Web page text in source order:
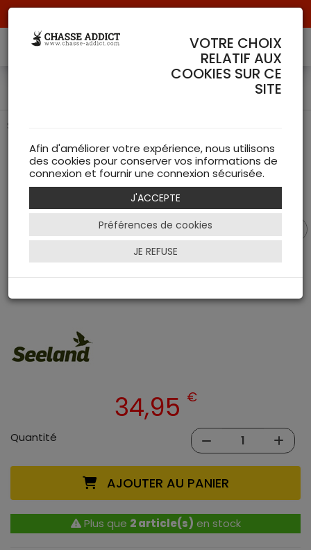
Sèche chaussures Seeland
Seche chaussures de chez Seeland
34,95 €
Quantité
AJOUTER AU PANIER
Plus que 2 article(s) en stock
VOTRE CHOIX
RELATIF AUX
COOKIES SUR CE
SITE
Afin d'améliorer votre expérience, nous utilisons
des cookies pour conserver vos informations de
connexion et fournir une connexion sécurisée.
J'ACCEPTE
Préférences de cookies
JE REFUSE